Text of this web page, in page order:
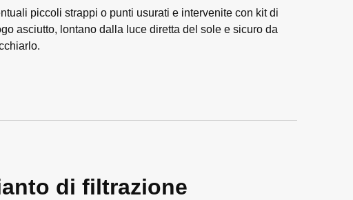
piccoli strappi o punti usurati e intervenite con kit di
asciutto, lontano dalla luce diretta del sole e sicuro da
di filtrazione